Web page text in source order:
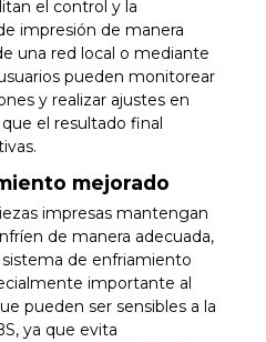
el control y la
impresión de manera
una red local o mediante
pueden monitorear
y realizar ajustes en
el resultado final
mejorado
impresas mantengan
de manera adecuada,
sistema de enfriamiento
importante al
pueden ser sensibles a la
ya que evita